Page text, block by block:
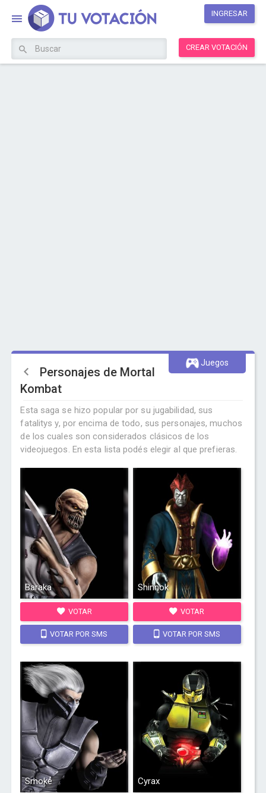
INGRESAR
CREAR VOTACIÓN
Juegos
Personajes de Mortal
Kombat
Esta saga se hizo popular por su jugabilidad, sus
fatalitys y, por encima de todo, sus personajes, muchos
de los cuales son considerados clásicos de los
videojuegos. En esta lista podés elegir al que prefieras.
Baraka
VOTAR
VOTAR POR SMS
Shinnok
VOTAR
VOTAR POR SMS
Smoke Cyrax